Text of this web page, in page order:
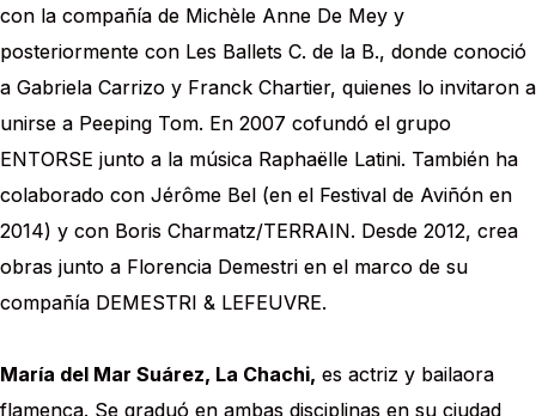
con la compañía de Michèle Anne De Mey y
posteriormente con Les Ballets C. de la B., donde conoció
a Gabriela Carrizo y Franck Chartier, quienes lo invitaron a
unirse a Peeping Tom. En 2007 cofundó el grupo
ENTORSE junto a la música Raphaëlle Latini. También ha
colaborado con Jérôme Bel (en el Festival de Aviñón en
2014) y con Boris Charmatz/TERRAIN. Desde 2012, crea
obras junto a Florencia Demestri en el marco de su
compañía DEMESTRI & LEFEUVRE.
María del Mar Suárez, La Chachi, es actriz y bailaora
flamenca. Se graduó en ambas disciplinas en su ciudad